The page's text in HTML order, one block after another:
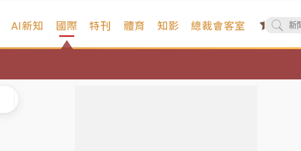
AI新知 國際 特刊 體育 知影 總裁會客室